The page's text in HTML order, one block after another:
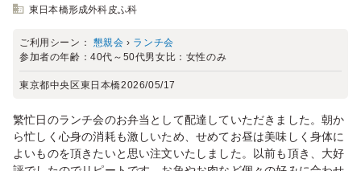
東日本橋形成外科皮ふ科
ご利用シーン： 懇親会 › ランチ会
参加者の年齢：40代～50代男女比： 女性のみ
東京都中央区東日本橋2026/05/17
繁忙日のランチ会のお弁当として配達していただきました。朝か
ら忙しく心身の消耗も激しいため、せめてお昼は美味しく身体に
よいものを頂きたいと思い注文いたしました。以前も頂き、大好